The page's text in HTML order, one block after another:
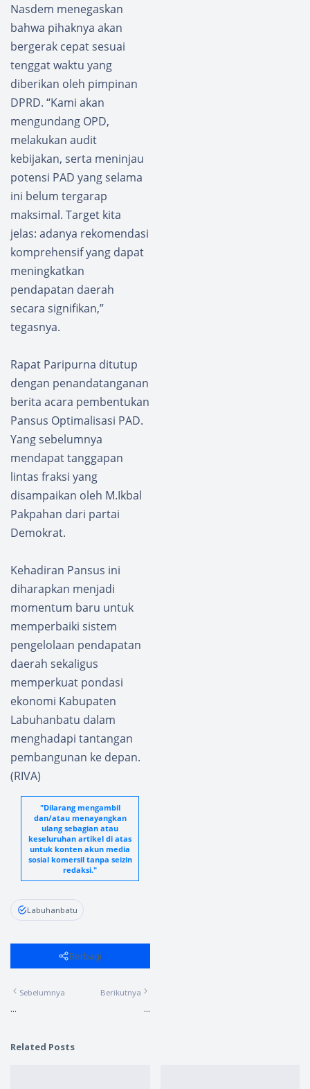
Nasdem menegaskan
bahwa pihaknya akan
bergerak cepat sesuai
tenggat waktu yang
diberikan oleh pimpinan
DPRD. “Kami akan
mengundang OPD,
melakukan audit
kebijakan, serta meninjau
potensi PAD yang selama
ini belum tergarap
maksimal. Target kita
jelas: adanya rekomendasi
komprehensif yang dapat
meningkatkan
pendapatan daerah
secara signifikan,”
tegasnya.
Rapat Paripurna ditutup
dengan penandatanganan
berita acara pembentukan
Pansus Optimalisasi PAD.
Yang sebelumnya
mendapat tanggapan
lintas fraksi yang
disampaikan oleh M.Ikbal
Pakpahan dari partai
Demokrat.
Kehadiran Pansus ini
diharapkan menjadi
momentum baru untuk
memperbaiki sistem
pengelolaan pendapatan
daerah sekaligus
memperkuat pondasi
ekonomi Kabupaten
Labuhanbatu dalam
menghadapi tantangan
pembangunan ke depan.
(RIVA)
"Dilarang mengambil
dan/atau menayangkan
ulang sebagian atau
keseluruhan artikel di atas
untuk konten akun media
sosial komersil tanpa seizin
redaksi."
Labuhanbatu
Berbagi
Sebelumnya
...
Berikutnya
...
Related Posts